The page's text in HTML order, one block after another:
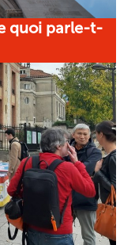
quoi parle-t-